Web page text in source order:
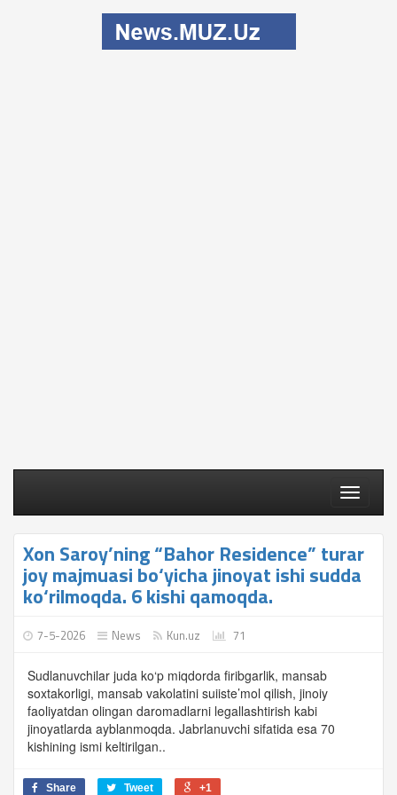
Toggle
Xon Saroy’ning “Bahor Residence” turar
joy majmuasi bo‘yicha jinoyat ishi sudda
ko‘rilmoqda. 6 kishi qamoqda.
7-5-2026 News Kun.uz 71
Sudlanuvchilar juda ko‘p miqdorda firibgarlik, mansab
soxtakorligi, mansab vakolatini suiiste’mol qilish, jinoiy
faoliyatdan olingan daromadlarni legallashtirish kabi
jinoyatlarda ayblanmoqda. Jabrlanuvchi sifatida esa 70
kishining ismi keltirilgan..
Share Tweet +1